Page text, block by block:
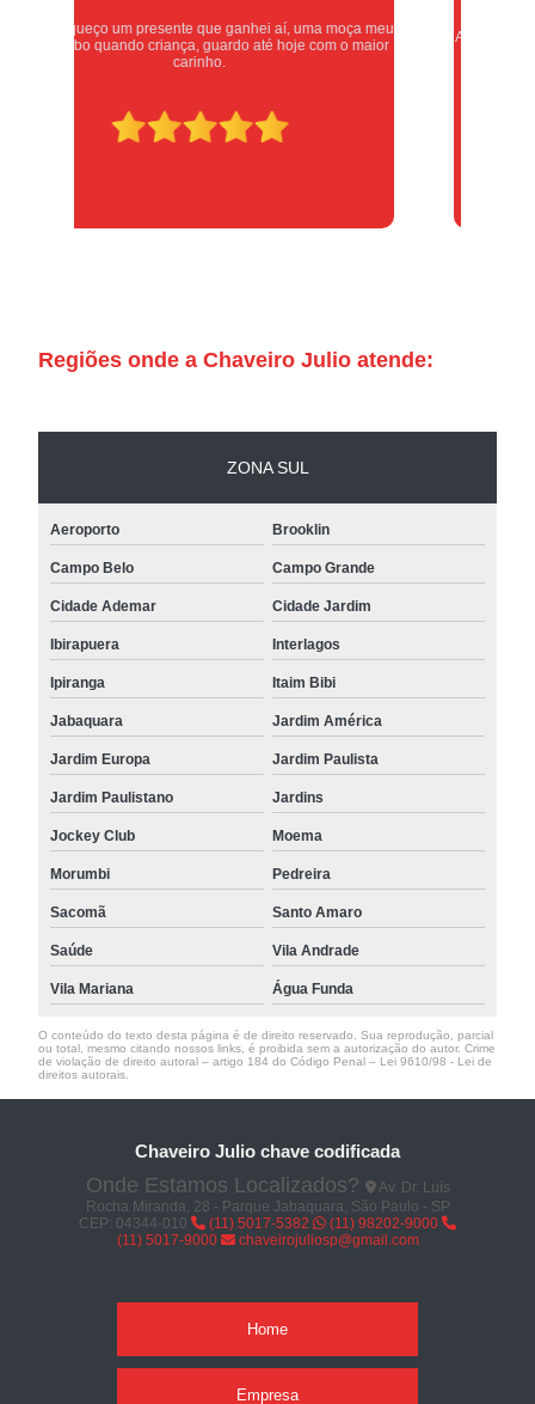
Atendimento excelente, serviços executados com carinho e
respeito. Recomendo sem dúvidas, merece 10 estrelas
Regiões onde a Chaveiro Julio atende:
ZONA SUL
Aeroporto Brooklin
Campo Belo Campo Grande
Cidade Ademar Cidade Jardim
Ibirapuera Interlagos
Ipiranga Itaim Bibi
Jabaquara Jardim América
Jardim Europa Jardim Paulista
Jardim Paulistano Jardins
Jockey Club Moema
Morumbi Pedreira
Sacomã Santo Amaro
Saúde Vila Andrade
Vila Mariana Água Funda
O conteúdo do texto desta página é de direito reservado. Sua reprodução, parcial
ou total, mesmo citando nossos links, é proibida sem a autorização do autor. Crime
de violação de direito autoral – artigo 184 do Código Penal – Lei 9610/98 - Lei de
direitos autorais
Chaveiro Julio chave codificada
Onde Estamos Localizados?
Av. Dr. Luís
Rocha Miranda, 28 - Parque Jabaquara, São Paulo - SP
CEP: 04344-010
(11) 5017-5382
(11) 98202-9000
(11) 5017-9000
chaveirojuliosp@gmail.com
Home
Empresa